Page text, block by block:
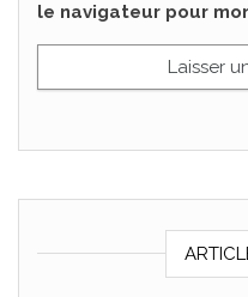
le navigateur pour